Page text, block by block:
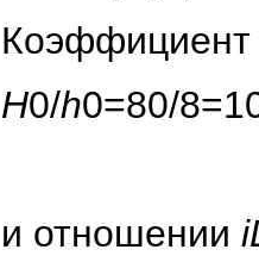
Коэффициент
Н0/h0=80/
и отношении